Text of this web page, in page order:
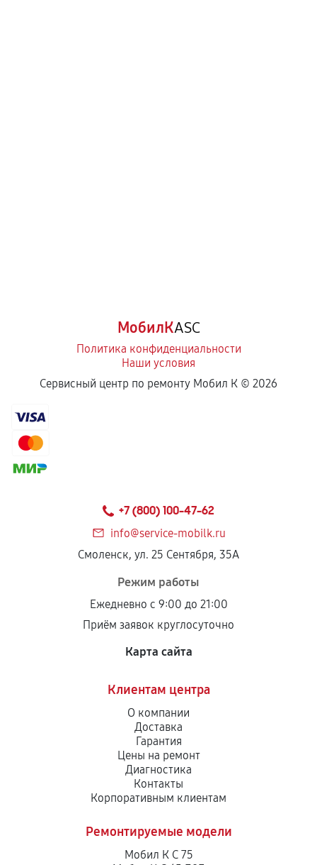
МобилКASC
Политика конфиденциальности
Наши условия
Сервисный центр по ремонту Мобил К © 2026
+7 (800) 100-47-62
info@service-mobilk.ru
Смоленск, ул. 25 Сентября, 35А
Режим работы
Ежедневно с 9:00 до 21:00
Приём заявок круглосуточно
Карта сайта
Клиентам центра
О компании
Доставка
Гарантия
Цены на ремонт
Диагностика
Контакты
Корпоративным клиентам
Ремонтируемые модели
Мобил К С 75